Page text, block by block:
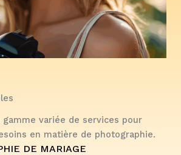
variée de services pour
en matière de photographie.
DE MARIAGE